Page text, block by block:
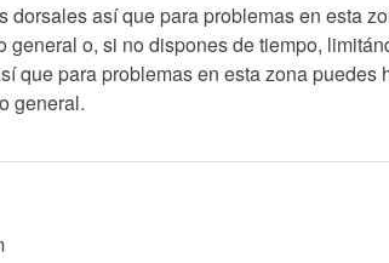
así que para problemas en esta
o, si no dispones de tiempo,
que para problemas en esta zona
general.